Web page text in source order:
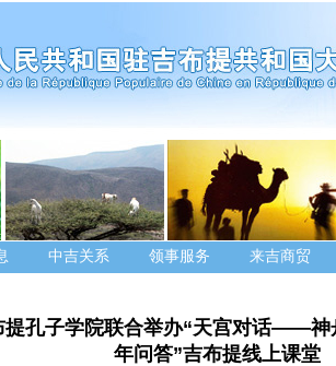
中吉关系 领事服务 来吉商贸
提孔子学院联合举办“天宫对话——神
年问答”吉布提线上课堂